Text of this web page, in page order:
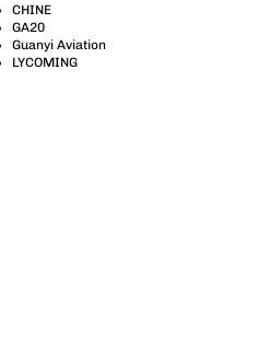
CHINE
GA20
Guanyi Aviation
LYCOMING